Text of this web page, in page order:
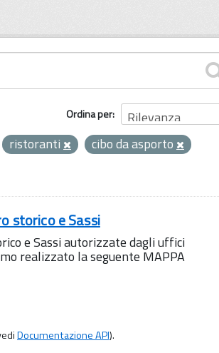
Ordina per
ristoranti
cibo da asporto
storico e Sassi
e Sassi autorizzate dagli uffici
realizzato la seguente MAPPA
Documentazione API).